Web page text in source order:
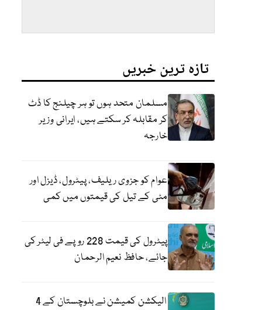
تازہ ترین خبریں
مسلمان متحد ہوں تو ہر چیلنج کا ڈٹ
کر مقابلہ کر سکتے ہیں، ایرانی وزیر
خارجہ
عوام کو جزوی ریلیف، پیٹرول، ڈیزل اور
مٹی کے تیل کی قیمتوں میں کمی
پیٹرول کی قیمت 228 روپے فی لیٹر کی
جائے، حافظ نعیم الرحمان
الیکشن کمیشن نے بلوچستان کے 4